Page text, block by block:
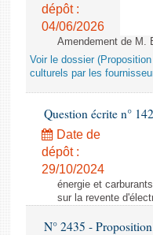
dépôt :
04/06/2026
Amendement de M.
Voir le dossier
culturels par les
Question écrite n°
Date de
dépôt :
29/10/2024
énergie et
sur la revente
N° 2435 -